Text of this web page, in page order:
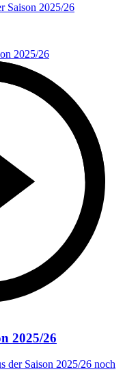
Saison 2025/26
2025/26
der Saison 2025/26 noch